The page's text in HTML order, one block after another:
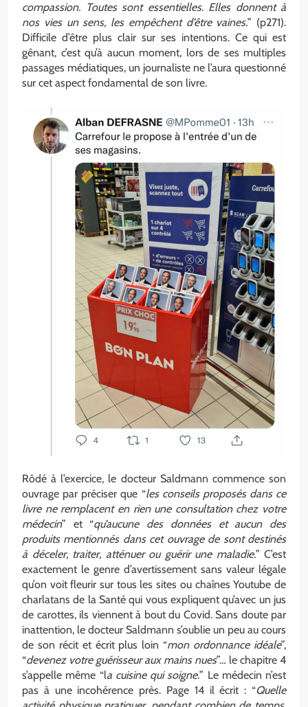
compassion. Toutes sont essentielles. Elles donnent à
nos vies un sens, les empêchent d’être vaines.” (p271).
Difficile d’être plus clair sur ses intentions. Ce qui est
gênant, c’est qu’à aucun moment, lors de ses multiples
passages médiatiques, un journaliste ne l’aura questionné
sur cet aspect fondamental de son livre.
Rôdé à l’exercice, le docteur Saldmann commence son
ouvrage par préciser que “les conseils proposés dans ce
livre ne remplacent en rien une consultation chez votre
médecin” et “qu’aucune des données et aucun des
produits mentionnés dans cet ouvrage de sont destinés
à déceler, traiter, atténuer ou guérir une maladie.” C’est
exactement le genre d’avertissement sans valeur légale
qu’on voit fleurir sur tous les sites ou chaînes Youtube de
charlatans de la Santé qui vous expliquent qu’avec un jus
de carottes, ils viennent à bout du Covid. Sans doute par
inattention, le docteur Saldmann s’oublie un peu au cours
de son récit et écrit plus loin “mon ordonnance idéale”,
“devenez votre guérisseur aux mains nues”… le chapitre 4
s’appelle même “la cuisine qui soigne.” Le médecin n’est
pas à une incohérence près. Page 14 il écrit : “Quelle